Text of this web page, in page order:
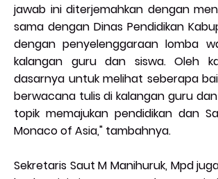
jawab ini diterjemahkan dengan
sama dengan Dinas Pendidikan
dengan penyelenggaraan lomba
kalangan guru dan siswa. Oleh
dasarnya untuk melihat seberapa
berwacana tulis di kalangan guru
topik memajukan pendidikan dan
Monaco of Asia," tambahnya.
Sekretaris Saut M Manihuruk, Mpd